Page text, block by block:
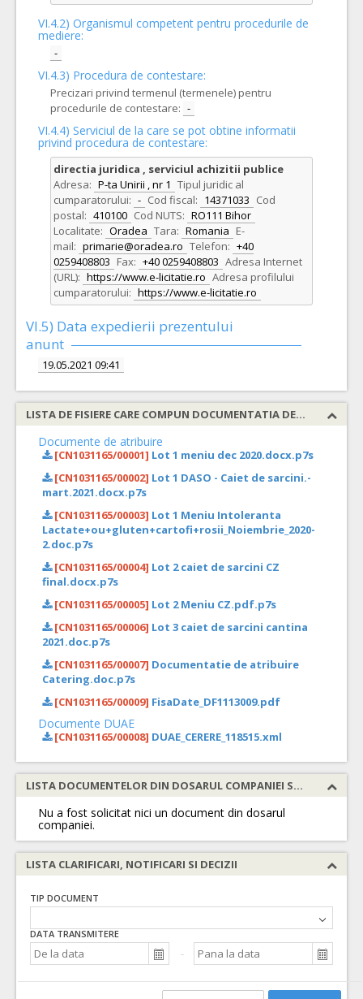
VI.4.2) Organismul competent pentru procedurile de
mediere:
-
VI.4.3) Procedura de contestare:
Precizari privind termenul (termenele) pentru
procedurile de contestare: -
VI.4.4) Serviciul de la care se pot obtine informatii
privind procedura de contestare:
directia juridica , serviciul achizitii publice
Adresa: P-ta Unirii , nr 1 Tipul juridic al
cumparatorului: - Cod fiscal: 14371033 Cod
postal: 410100 Cod NUTS: RO111 Bihor
Localitate: Oradea Tara: Romania E-
mail: primarie@oradea.ro Telefon: +40
0259408803 Fax: +40 0259408803 Adresa Internet
(URL): https://www.e-licitatie.ro Adresa profilului
cumparatorului: https://www.e-licitatie.ro
VI.5) Data expedierii prezentului
anunt
19.05.2021 09:41
LISTA DE FISIERE CARE COMPUN DOCUMENTATIA DE ATRIBUIRE
Documente de atribuire
[CN1031165/00001] Lot 1 meniu dec 2020.docx.p7s
[CN1031165/00002] Lot 1 DASO - Caiet de sarcini.-
mart.2021.docx.p7s
[CN1031165/00003] Lot 1 Meniu Intoleranta
Lactate+ou+gluten+cartofi+rosii_Noiembrie_2020-
2.doc.p7s
[CN1031165/00004] Lot 2 caiet de sarcini CZ
final.docx.p7s
[CN1031165/00005] Lot 2 Meniu CZ.pdf.p7s
[CN1031165/00006] Lot 3 caiet de sarcini cantina
2021.doc.p7s
[CN1031165/00007] Documentatie de atribuire
Catering.doc.p7s
[CN1031165/00009] FisaDate_DF1113009.pdf
Documente DUAE
[CN1031165/00008] DUAE_CERERE_118515.xml
LISTA DOCUMENTELOR DIN DOSARUL COMPANIEI SOLICITATE
Nu a fost solicitat nici un document din dosarul
companiei.
LISTA CLARIFICARI, NOTIFICARI SI DECIZII
TIP DOCUMENT
DATA TRANSMITERE